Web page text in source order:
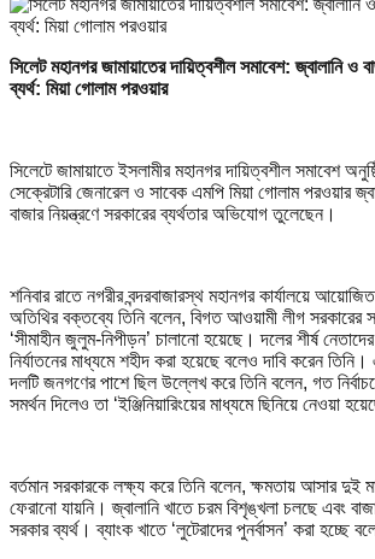
সিলেট মহানগর জামায়াতের দায়িত্বশীল সমাবেশ: জ্বালানি ও
ব্যর্থ: মিয়া গোলাম পরওয়ার
সিলেটে জামায়াতে ইসলামীর মহানগর দায়িত্বশীল সমাবেশ
সেক্রেটারি জেনারেল ও সাবেক এমপি মিয়া গোলাম পরওয়ার
বাজার নিয়ন্ত্রণে সরকারের ব্যর্থতার অভিযোগ তুলেছেন।
শনিবার রাতে নগরীর বন্দরবাজারস্থ মহানগর কার্যালয়ে
অতিথির বক্তব্যে তিনি বলেন, বিগত আওয়ামী লীগ সরকারের
‘সীমাহীন জুলুম-নিপীড়ন’ চালানো হয়েছে। দলের শীর্ষ
নির্যাতনের মাধ্যমে শহীদ করা হয়েছে বলেও দাবি করেন
দলটি জনগণের পাশে ছিল উল্লেখ করে তিনি বলেন, গত
সমর্থন দিলেও তা ‘ইঞ্জিনিয়ারিংয়ের মাধ্যমে ছিনিয়ে নেওয়া
বর্তমান সরকারকে লক্ষ্য করে তিনি বলেন, ক্ষমতায় আসার দুই
ফেরানো যায়নি। জ্বালানি খাতে চরম বিশৃঙ্খলা চলছে এবং
সরকার ব্যর্থ। ব্যাংক খাতে ‘লুটেরাদের পুনর্বাসন’ করা হচ্ছে